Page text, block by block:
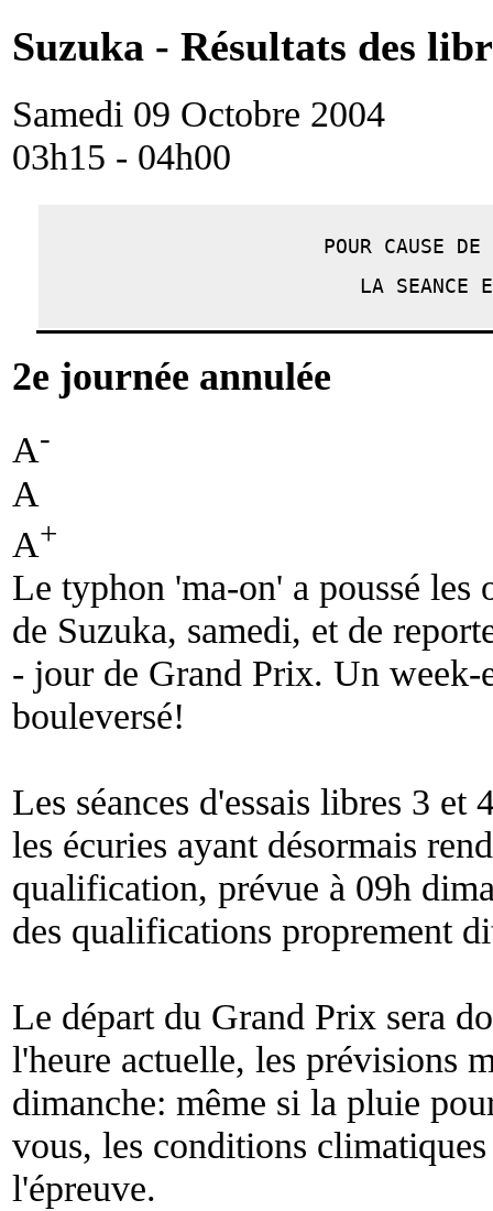
Suzuka - Résultats des
Samedi 09 Octobre 2004
03h15 - 04h00
POUR CAUSE DE
LA SEANCE
2e journée annulée
A-
A
A+
Le typhon 'ma-on' a poussé les
de Suzuka, samedi, et de
- jour de Grand Prix. Un week-
bouleversé!
Les séances d'essais libres 3
les écuries ayant désormais
qualification, prévue à 09h
des qualifications proprement
Le départ du Grand Prix sera
l'heure actuelle, les prévisions
dimanche: même si la pluie
vous, les conditions
l'épreuve.